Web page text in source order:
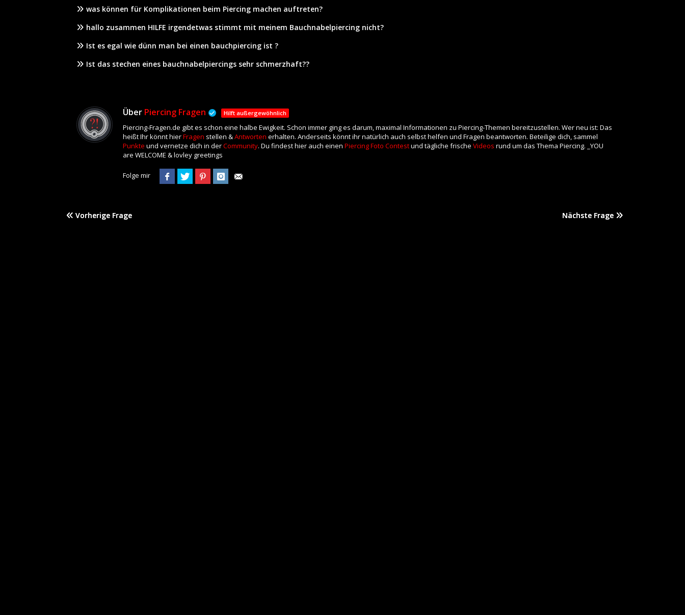
was können für Komplikationen beim Piercing machen auftreten?
hallo zusammen HILFE irgendetwas stimmt mit meinem Bauchnabelpiercing nicht?
Ist es egal wie dünn man bei einen bauchpiercing ist ?
Ist das stechen eines bauchnabelpiercings sehr schmerzhaft??
Über Piercing Fragen Hilft außergewöhnlich
Piercing-Fragen.de gibt es schon eine halbe Ewigkeit. Schon immer ging es darum, maximal Informationen zu Piercing-Themen bereitzustellen. Wer neu ist: Das
heißt Ihr könnt hierFragen stellen &Antworten erhalten. Anderseits könnt ihr natürlich auch selbst helfen und Fragen beantworten. Beteilige dich, sammel
Punkte und vernetze dich in derCommunity. Du findest hier auch einen Piercing Foto Contestund tägliche frische Videos rund um das Thema Piercing. _YOU
are WELCOME & lovley greetings
Folge mir
Vorherige Frage Nächste Frage